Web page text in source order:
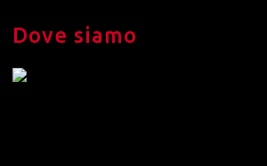
Dove siamo